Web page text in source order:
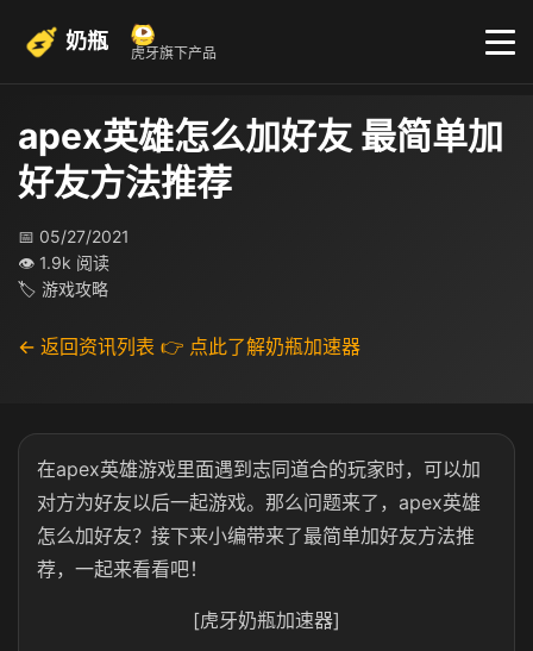
奶瓶 虎牙旗下产品
apex英雄怎么加好友 最简单加
好友方法推荐
📅 05/27/2021
👁 1.9k 阅读
🏷 游戏攻略
← 返回资讯列表 👉 点此了解奶瓶加速器
在apex英雄游戏里面遇到志同道合的玩家时，可以加
对方为好友以后一起游戏。那么问题来了，apex英雄
怎么加好友？接下来小编带来了最简单加好友方法推
荐，一起来看看吧！
[虎牙奶瓶加速器]